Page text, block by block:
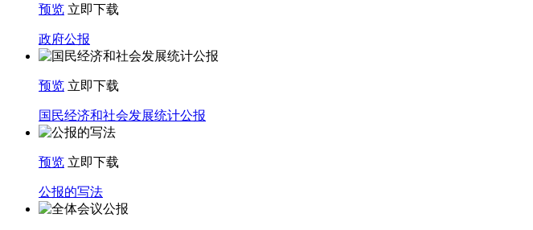
预览 立即下载
政府公报
预览 立即下载
国民经济和社会发展统计公报
预览 立即下载
公报的写法